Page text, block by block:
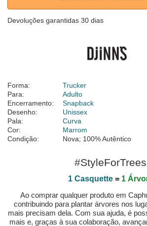
Devoluções garantidas 30 dias
Forma:
Trucker
Para:
Adulto
Encerramento:
Snapback
Desenho:
Unissex
Pala:
Curva
Cor:
Marrom
Condição:
Nova; 100% Autêntico
#StyleForTrees
1 Casquette= 1
Ao comprar qualquer produto em
contribuindo para plantar árvores nos
mais precisam dela. Com sua ajuda, é
mais e, graças à sua colaboração,